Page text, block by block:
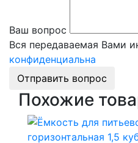
Ваш вопрос
Вся передаваемая Вами
конфиденциальна
Отправить вопрос
Похожие